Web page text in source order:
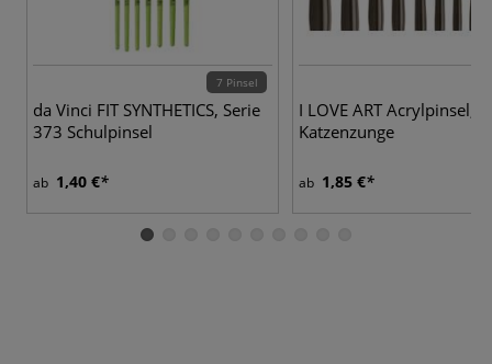
7 Pinsel
da Vinci FIT SYNTHETICS, Serie
373 Schulpinsel
ab 1,40 €
I LOVE ART Acrylpinsel,
Katzenzunge
ab 1,85 €